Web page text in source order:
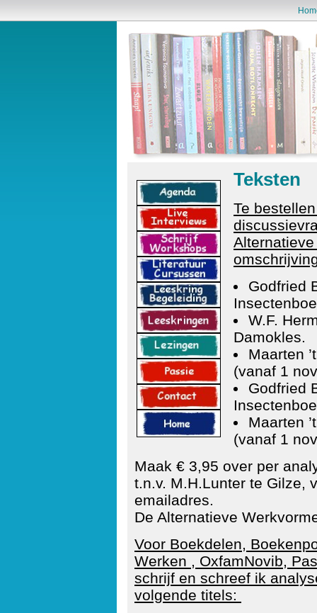
Teksten
Te
Godfried
W.F.
Damokles.
Maarten
(vanaf 1
Godfried
Maarten
(vanaf 1
Maak € 3,95 over per
t.n.v. M.H.Lunter te Gilze,
emailadres.
De Alternatieve
Voor Boekdelen,
Werken , OxfamNovib,
schrijf en schreef ik
volgende titels: